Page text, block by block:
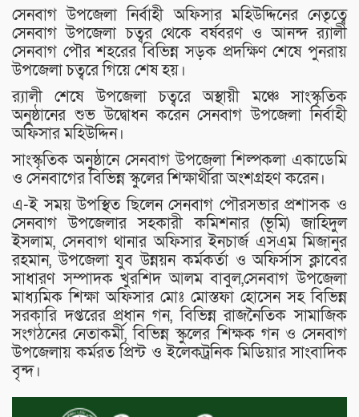
সেনবাগ উপজেলা নির্বাহী অফিসার মহিউদ্দিনের নেতৃত্বে
সেনবাগ উপজেলা চত্বর থেকে বর্ষবরণ ও আনন্দ র‌্যালী
সেনবাগ পৌর শহরের বিভিন্ন সড়ক প্রদক্ষিণ শেষে পুনরায়
উপজেলা চত্বরে গিয়ে শেষ হয়।
র‌্যালী শেষে উপজেলা চত্বরে অস্থায়ী মঞ্চে সাংস্কৃতিক
অনুষ্ঠানের শুভ উদ্বোধন করেন সেনবাগ উপজেলা নির্বাহী
অফিসার মহিউদ্দিন।
সাংস্কৃতিক অনুষ্ঠানে সেনবাগ উপজেলা শিল্পকলা একাডেমি
ও সেনবাগের বিভিন্ন স্কুলের শিক্ষার্থীরা অংশগ্রহণ করেন।
এ-ই সময় উপস্থিত ছিলেন সেনবাগ পৌরসভার প্রশাসক ও
সেনবাগ উপজেলার সহকারী কমিশনার (ভূমি) জাহিদুল
ইসলাম, সেনবাগ থানার অফিসার ইনচার্জ এসএম মিজানুর
রহমান, উপজেলা যুব উন্নয়ন কর্মকর্তা ও অফির্সাস ক্লাবের
সাধারণ সম্পাদক খুরশিদ আলম বাবুল,সেনবাগ উপজেলা
মাধ্যমিক শিক্ষা অফিসার মোঃ মোস্তফা হোসেন সহ বিভিন্ন
সরকারি দপ্তরের প্রধান গন, বিভিন্ন রাজনৈতিক সামাজিক
সংগঠনের নেতাকর্মী, বিভিন্ন স্কুলের শিক্ষক গন ও সেনবাগ
উপজেলায় কর্মরত প্রিন্ট ও ইলেকট্রনিক মিডিয়ার সাংবাদিক
বৃন্দ।